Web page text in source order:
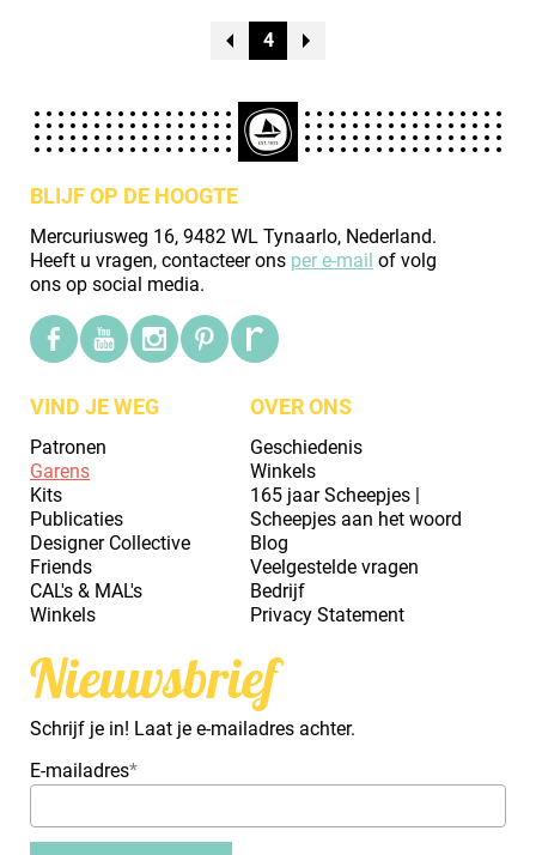
4
BLIJF OP DE HOOGTE
Mercuriusweg 16, 9482 WL Tynaarlo, Nederland.
Heeft u vragen, contacteer ons per e-mail of volg
ons op social media.
VIND JE WEG
Patronen
Garens
Kits
Publicaties
Designer Collective
Friends
CAL's & MAL's
Winkels
OVER ONS
Geschiedenis
Winkels
165 jaar Scheepjes |
Scheepjes aan het woord
Blog
Veelgestelde vragen
Bedrijf
Privacy Statement
Nieuwsbrief
Schrijf je in! Laat je e-mailadres achter.
E-mailadres*